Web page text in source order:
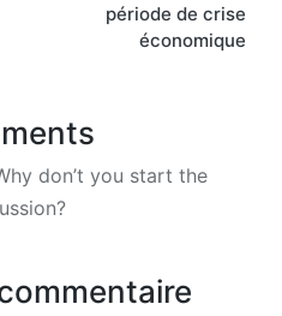
période de crise
économique
don’t you start the